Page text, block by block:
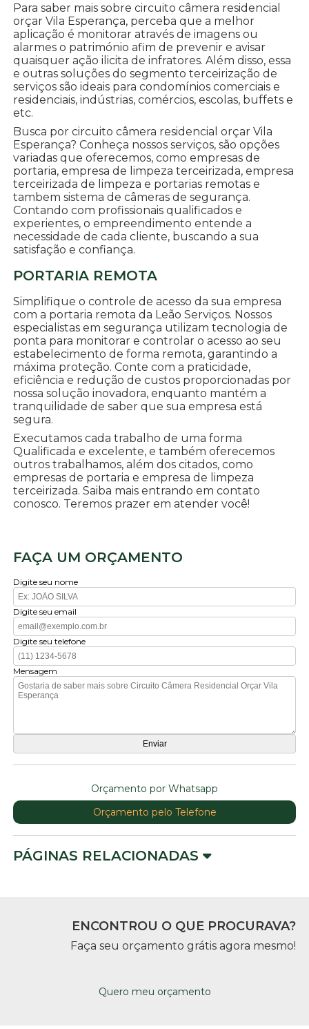
Para saber mais sobre circuito câmera residencial
orçar Vila Esperança, perceba que a melhor
aplicação é monitorar através de imagens ou
alarmes o património afim de prevenir e avisar
quaisquer ação ilicita de infratores. Além disso, essa
e outras soluções do segmento terceirização de
serviços são ideais para condomínios comerciais e
residenciais, indústrias, comércios, escolas, buffets e
etc.
Busca por circuito câmera residencial orçar Vila
Esperança? Conheça nossos serviços, são opções
variadas que oferecemos, como empresas de
portaria, empresa de limpeza terceirizada, empresa
terceirizada de limpeza e portarias remotas e
tambem sistema de câmeras de segurança.
Contando com profissionais qualificados e
experientes, o empreendimento entende a
necessidade de cada cliente, buscando a sua
satisfação e confiança.
PORTARIA REMOTA
Simplifique o controle de acesso da sua empresa
com a portaria remota da Leão Serviços. Nossos
especialistas em segurança utilizam tecnologia de
ponta para monitorar e controlar o acesso ao seu
estabelecimento de forma remota, garantindo a
máxima proteção. Conte com a praticidade,
eficiência e redução de custos proporcionadas por
nossa solução inovadora, enquanto mantém a
tranquilidade de saber que sua empresa está
segura.
Executamos cada trabalho de uma forma
Qualificada e excelente, e também oferecemos
outros trabalhamos, além dos citados, como
empresas de portaria e empresa de limpeza
terceirizada. Saiba mais entrando em contato
conosco. Teremos prazer em atender você!
FAÇA UM ORÇAMENTO
Digite seu nome
Digite seu email
Digite seu telefone
Mensagem
Orçamento por Whatsapp
Orçamento pelo Telefone
PÁGINAS RELACIONADAS
ENCONTROU O QUE PROCURAVA?
Faça seu orçamento grátis agora mesmo!
Quero meu orçamento